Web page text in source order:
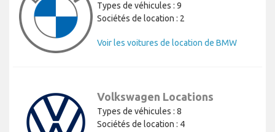
Types de véhicules : 9
Sociétés de location : 2
Voir les voitures de location de BMW
Volkswagen Locations
Types de véhicules : 8
Sociétés de location : 4